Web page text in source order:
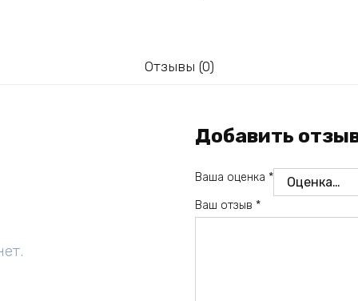
Отзывы (0)
Добавить
Ваша оценка *
Ваш отзыв *